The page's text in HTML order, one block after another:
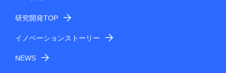
研究開発TOP
イノベーションストーリー
NEWS